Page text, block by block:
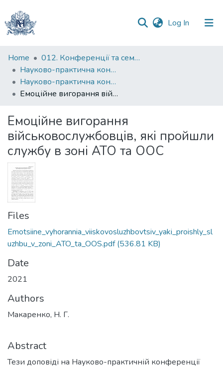
Log In (current)
Communities
&
Collections
All of DSpace
Statistics
Home
012. Конференції та семінари НаУКМА
Науково-практична конференція "Особистість у просторі проблем ХХІ століття"
Науково-практична конференція "Особистість у просторі проблем ХХІ століття" (2021)
Емоційне вигорання військовослужбовців, які пройшли службу в зоні АТО та ООС
Емоційне вигорання
військовослужбовців, які пройшли
службу в зоні АТО та ООС
Files
Emotsiine_vyhorannia_viiskovosluzhbovtsiv_yaki_proishly_sl
uzhbu_v_zoni_ATO_ta_OOS.pdf(536.81 KB)
Date
2021
Authors
Макаренко, Н. Г.
Abstract
Тези доповіді на Науково-практичній конференції